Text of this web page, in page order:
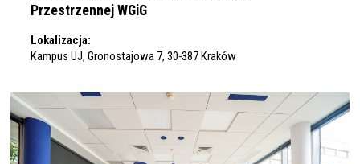
Przestrzennej WGiG
Lokalizacja:
Kampus UJ, Gronostajowa 7, 30-387 Kraków